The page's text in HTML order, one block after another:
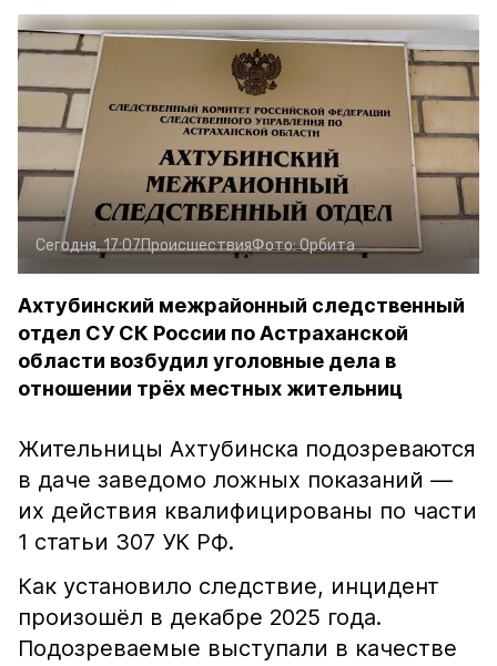
Сегодня, 17:07ПроисшествияФото:Орбита
Ахтубинский межрайонный следственный
отдел СУ СК России по Астраханской
области возбудил уголовные дела в
отношении трёх местных жительниц
Жительницы Ахтубинска подозреваются
в даче заведомо ложных показаний —
их действия квалифицированы по части
1 статьи 307 УК РФ.
Как установило следствие, инцидент
произошёл в декабре 2025 года.
Подозреваемые выступали в качестве